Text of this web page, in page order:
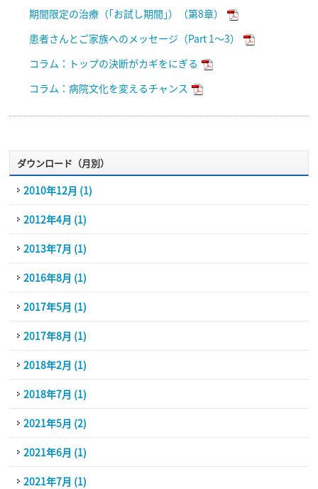
期間限定の治療（｢お試し期間｣）（第8章）
患者さんとご家族へのメッセージ（Part 1〜3）
コラム：トップの決断がカギをにぎる
コラム：病院文化を変えるチャンス
ダウンロード（月別）
2010年12月 (1)
2012年4月 (1)
2013年7月 (1)
2016年8月 (1)
2017年5月 (1)
2017年8月 (1)
2018年2月 (1)
2018年7月 (1)
2021年5月 (2)
2021年6月 (1)
2021年7月 (1)